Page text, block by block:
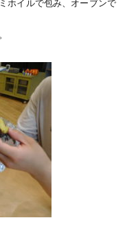
ホイルで包み、オーブンで